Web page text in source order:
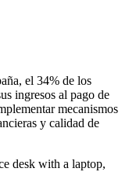
el 34% de los
ingresos al pago de
mecanismos
y calidad de